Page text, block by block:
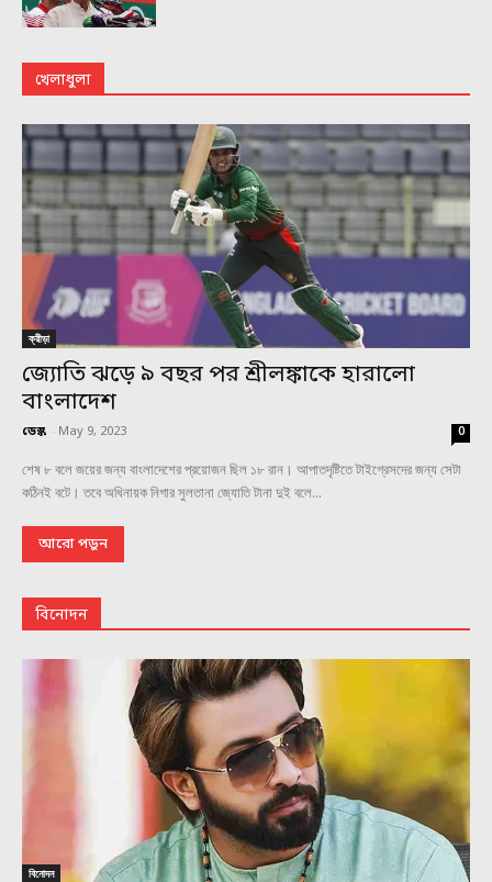
খেলাধুলা
ক্রীড়া
জ্যোতি ঝড়ে ৯ বছর পর শ্রীলঙ্কাকে হারালো
বাংলাদেশ
ডেস্ক - May 9, 2023 0
শেষ ৮ বলে জয়ের জন্য বাংলাদেশের প্রয়োজন ছিল ১৮ রান। আপাতদৃষ্টিতে টাইগ্রেসদের জন্য সেটা
কঠিনই বটে। তবে অধিনায়ক নিগার সুলতানা জ্যোতি টানা দুই বলে...
আরো পড়ুন
বিনোদন
বিনোদন